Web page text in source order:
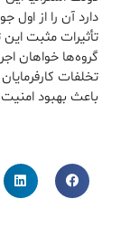
تأثیرات مثبت
گروه‌ها خواهان
تخلفات
باعث بهبود